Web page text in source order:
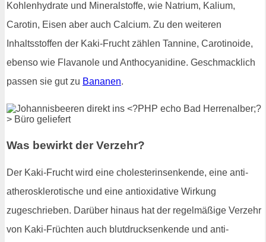
Kohlenhydrate und Mineralstoffe, wie Natrium, Kalium,
Carotin, Eisen aber auch Calcium. Zu den weiteren
Inhaltsstoffen der Kaki-Frucht zählen Tannine, Carotinoide,
ebenso wie Flavanole und Anthocyanidine. Geschmacklich
passen sie gut zu Bananen.
Was bewirkt der Verzehr?
Der Kaki-Frucht wird eine cholesterinsenkende, eine anti-
atherosklerotische und eine antioxidative Wirkung
zugeschrieben. Darüber hinaus hat der regelmäßige Verzehr
von Kaki-Früchten auch blutdrucksenkende und anti-